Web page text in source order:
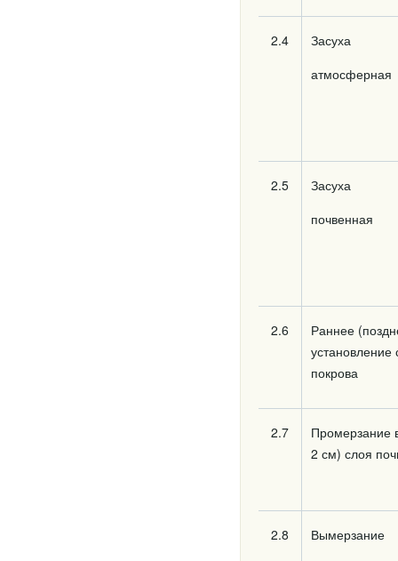
2.4
Засуха
атмосферная
2.5
Засуха
почвенная
2.6
Раннее
установление
покрова
2.7
Промерзание
2 см) слоя
2.8 Вымерзание